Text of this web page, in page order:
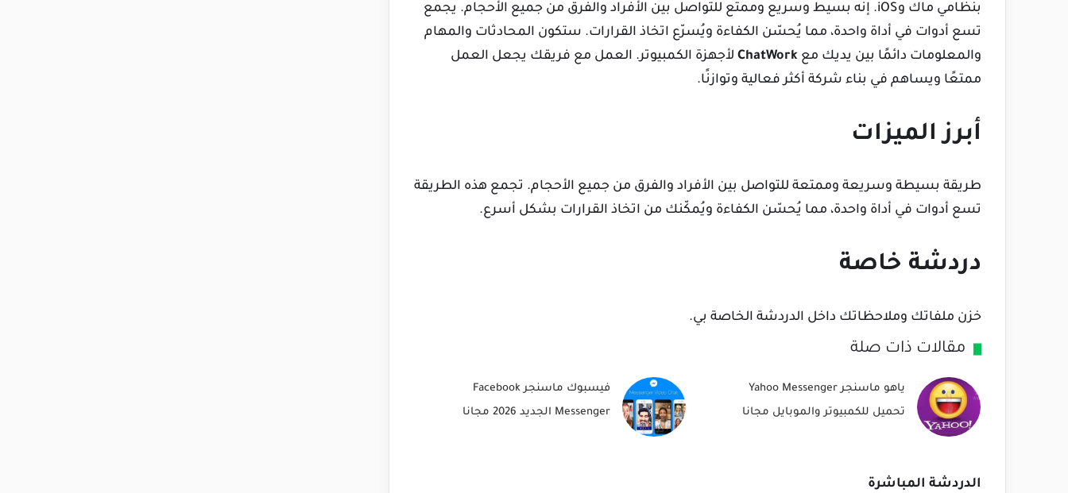
بنظامي ماك وiOS. إنه بسيط وسريع وممتع للتواصل بين الأفراد والفرق من جميع الأحجام. يجمع
تسع أدوات في أداة واحدة، مما يُحسّن الكفاءة ويُسرّع اتخاذ القرارات. ستكون المحادثات والمهام
والمعلومات دائمًا بين يديك مع ChatWork لأجهزة الكمبيوتر. العمل مع فريقك يجعل العمل
ممتعًا ويساهم في بناء شركة أكثر فعالية وتوازنًا.
أبرز الميزات
طريقة بسيطة وسريعة وممتعة للتواصل بين الأفراد والفرق من جميع الأحجام. تجمع هذه الطريقة
تسع أدوات في أداة واحدة، مما يُحسّن الكفاءة ويُمكّنك من اتخاذ القرارات بشكل أسرع.
دردشة خاصة
خزن ملفاتك وملاحظاتك داخل الدردشة الخاصة بي.
مقالات ذات صلة
ياهو ماسنجر Yahoo Messenger
تحميل للكمبيوتر والموبايل مجانا
فيسبوك ماسنجر Facebook
Messenger الجديد 2026 مجانا
الدردشة المباشرة